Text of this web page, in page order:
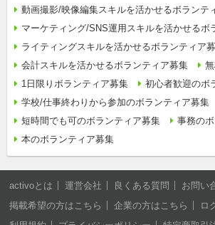
動画撮影/映像編集スキルを活かせるボランテ
マーケティング/SNS運用スキルを活かせるボ
ライティングスキルを活かせるボランティア
会計スキルを活かせるボランティア募集
1日限りボランティア募集
初心者歓迎のボ
学校/仕事終わりから参加のボランティア募集
短時間でも可のボランティア募集
事務の
本のボランティア募集
activoとは 運営会社 良くある質問
お問い
掲載希望の方はこちら
企業の方はこちら ロ